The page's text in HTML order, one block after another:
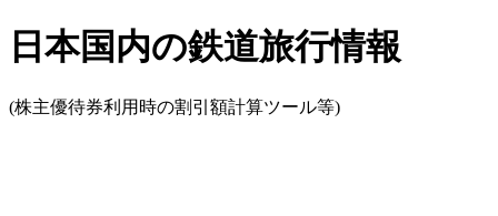
日本国内の鉄道旅行情報
(株主優待券利用時の割引額計算ツール等)